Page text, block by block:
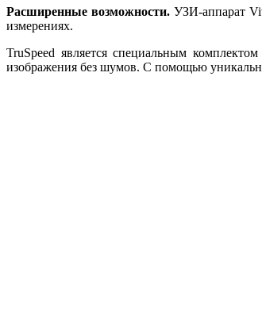
Расширенные возможности. УЗИ-аппарат
измерениях.
TruSpeed является специальным
изображения без шумов. С помощью